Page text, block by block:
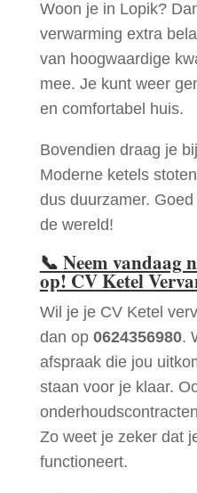
Woon je in Lopik?
verwarming extra
van hoogwaardige
mee. Je kunt weer
en comfortabel huis.
Bovendien draag je
Moderne ketels
dus duurzamer.
de wereld!
📞 Neem vandaag
op! CV Ketel
Wil je je CV Ketel
dan op 0624356980.
afspraak die jou
staan voor je klaar.
Zo weet je zeker dat
functioneert.